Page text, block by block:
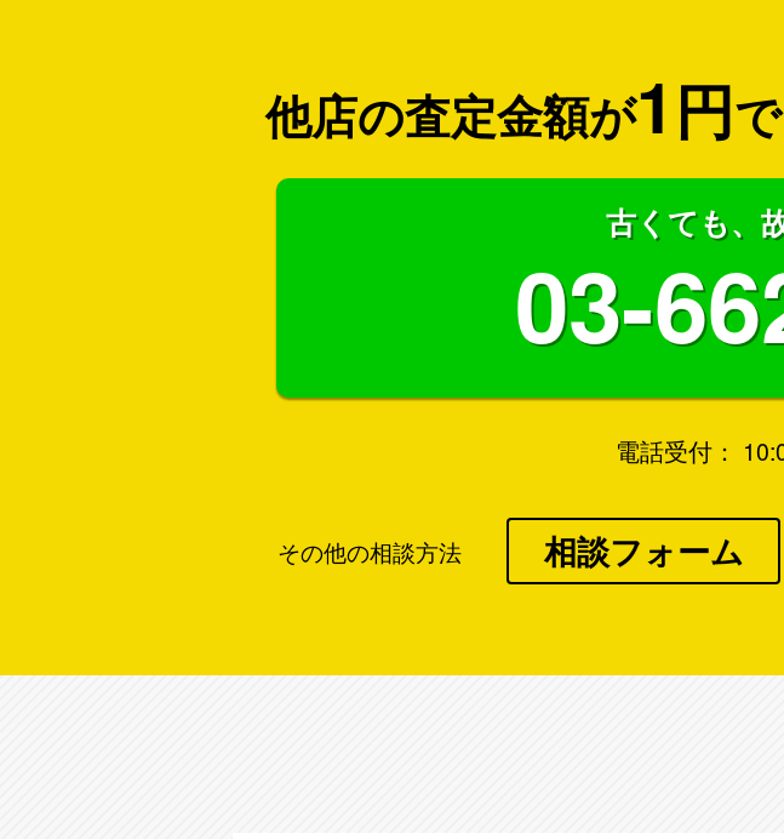
他店の査定金額が1 円
古くても、
03-
電話受付：
その他の相談方法 相談フォーム